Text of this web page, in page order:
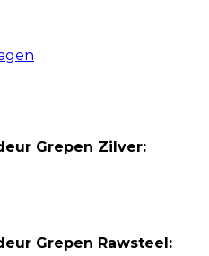
Grepen Zilver:
Grepen Rawsteel: